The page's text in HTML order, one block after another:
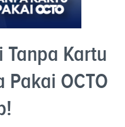
Tanpa Kartu
Pakai OCTO